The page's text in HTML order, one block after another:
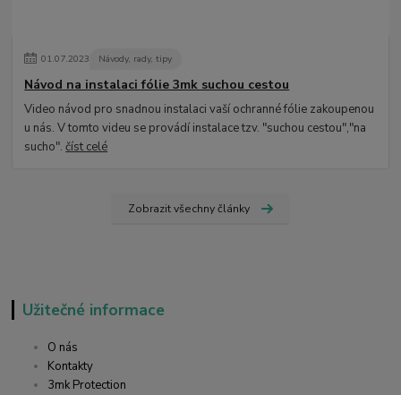
01.07.2023 Návody, rady, tipy
Návod na instalaci fólie 3mk suchou cestou
Video návod pro snadnou instalaci vaší ochranné fólie zakoupenou
u nás. V tomto videu se provádí instalace tzv. "suchou cestou","na
sucho".číst celé
Zobrazit všechny články
Užitečné informace
O nás
Kontakty
3mk Protection